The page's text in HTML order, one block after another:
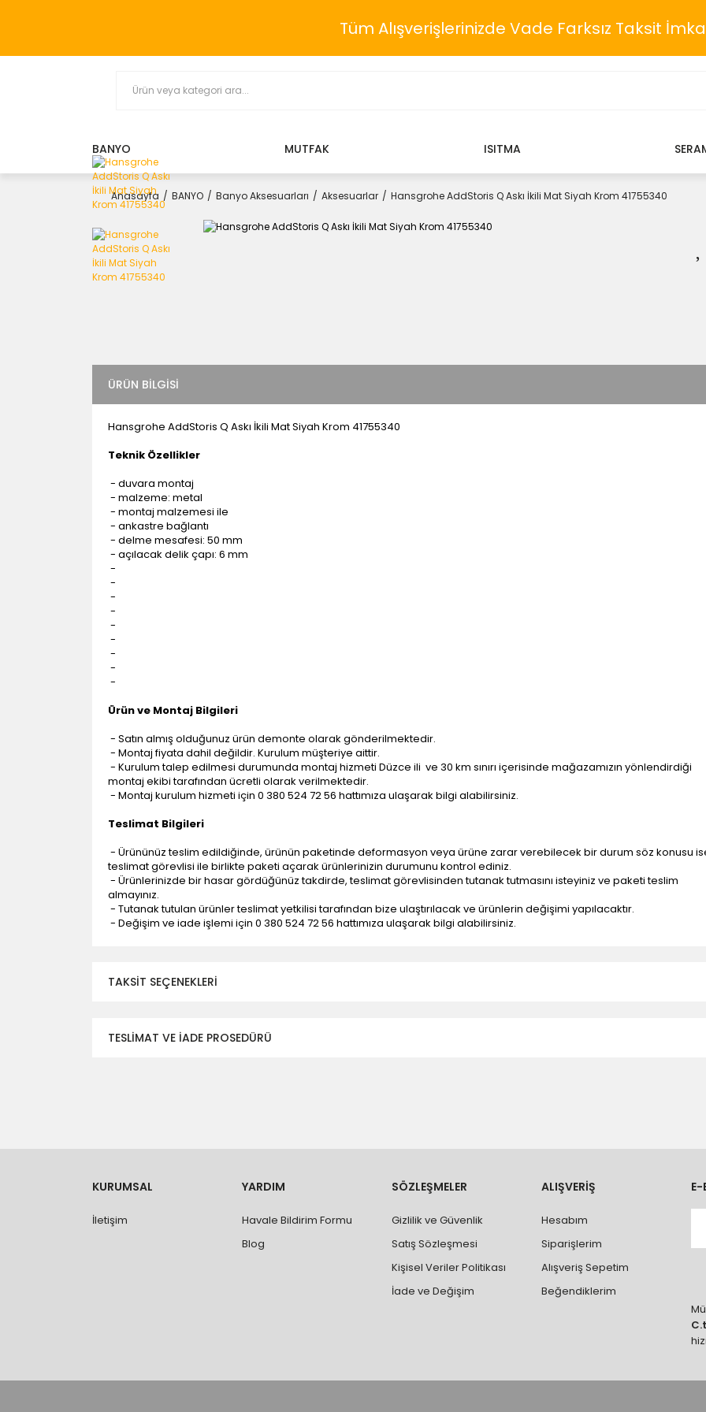
Tüm Alışverişlerinizde Vade Farksız Taksit
BANYO MUTFAK ISITMA
Anasayfa BANYO Banyo Aksesuarları Aksesuarlar Hansgrohe AddStoris Q Askı İkili Mat Siyah Krom 41755340
ÜRÜN BILGISI
Hansgrohe AddStoris Q Askı İkili Mat Siyah Krom 41755340
Teknik Özellikler
- duvara montaj
- malzeme: metal
- montaj malzemesi ile
- ankastre bağlantı
- delme mesafesi: 50 mm
- açılacak delik çapı: 6 mm
-
-
-
-
-
-
-
-
-
Ürün ve Montaj Bilgileri
- Satın almış olduğunuz ürün demonte olarak gönderilmektedir.
- Montaj fiyata dahil değildir. Kurulum müşteriye aittir.
- Kurulum talep edilmesi durumunda montaj hizmeti Düzce ili ve 30 km sınırı içerisinde mağazamızın yönlendirdiği
montaj ekibi tarafından ücretli olarak verilmektedir.
- Montaj kurulum hizmeti için 0 380 524 72 56 hattımıza ulaşarak bilgi alabilirsiniz.
Teslimat Bilgileri
- Ürününüz teslim edildiğinde, ürünün paketinde deformasyon veya ürüne zarar verebilecek bir durum söz konusu
teslimat görevlisi ile birlikte paketi açarak ürünlerinizin durumunu kontrol ediniz.
- Ürünlerinizde bir hasar gördüğünüz takdirde, teslimat görevlisinden tutanak tutmasını isteyiniz ve paketi teslim
almayınız.
- Tutanak tutulan ürünler teslimat yetkilisi tarafından bize ulaştırılacak ve ürünlerin değişimi yapılacaktır.
- Değişim ve iade işlemi için 0 380 524 72 56 hattımıza ulaşarak bilgi alabilirsiniz.
TAKSIT SEÇENEKLERI
TESLİMAT VE İADE PROSEDÜRÜ
- Özel sipariş ürünlerde ölçü, ebat, yükseklik vb. hatalar yüzünden onaylanmış siparişler iade alınmaz veya
değiştirilmez.
- Vitrifiye, tekne, küvet, kabin, banyo dolabı vb. ürünlerin siparişini vermeden önce ürünlerin montajını yapacak
kişi veya firmaya mutlaka ölçü ve ebat kontrolü yaptırınız.
KURUMSAL
İletişim
YARDIM
Havale Bildirim Formu
Blog
SÖZLEŞMELER
Gizlilik ve Güvenlik
Satış Sözleşmesi
Kişisel Veriler Politikası
İade ve Değişim
ALIŞVERİŞ
Hesabım
Siparişlerim
Alışveriş Sepetim
Beğendiklerim
E-